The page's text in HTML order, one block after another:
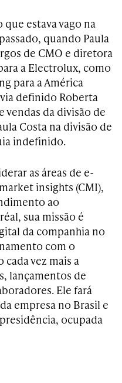
estava vago na
quando Paula
de CMO e diretora
a Electrolux, como
para a América
definido Roberta
vendas da divisão de
Costa na divisão de
indefinido.
as áreas de e-
insights (CMI),
ao
sua missão é
da companhia no
com o
vez mais a
lançamentos de
Ele fará
empresa no Brasil e
ocupada